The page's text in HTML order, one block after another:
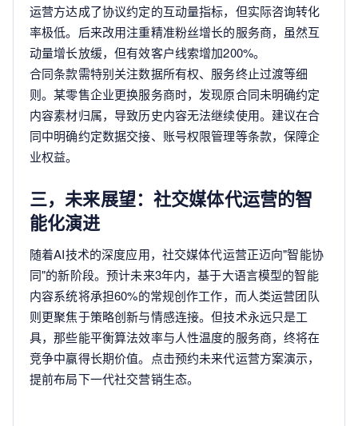
运营方达成了协议约定的互动量指标，但实际咨询转化
率极低。后来改用注重精准粉丝增长的服务商，虽然互
动量增长放缓，但有效客户线索增加200%。
合同条款需特别关注数据所有权、服务终止过渡等细
则。某零售企业更换服务商时，发现原合同未明确约定
内容素材归属，导致历史内容无法继续使用。建议在合
同中明确约定数据交接、账号权限管理等条款，保障企
业权益。
三，未来展望：社交媒体代运营的智
能化演进
随着AI技术的深度应用，社交媒体代运营正迈向"智能协
同"的新阶段。预计未来3年内，基于大语言模型的智能
内容系统将承担60%的常规创作工作，而人类运营团队
则更聚焦于策略创新与情感连接。但技术永远只是工
具，那些能平衡算法效率与人性温度的服务商，终将在
竞争中赢得长期价值。点击预约未来代运营方案演示，
提前布局下一代社交营销生态。